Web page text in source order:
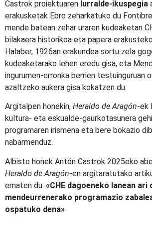
Castrok proiektuaren lurralde-ikuspegia
erakusketak Ebro zeharkatuko du
mende batean zehar uraren kudeaketan
bilakaera historikoa eta papera
Halaber, 1926an erakundea sortu zela
kudeaketarako lehen eredu gisa, eta
ingurumen-erronka berrien testuinguruan
azaltzeko aukera gisa kokatzen du.
Argitalpen honekin, Heraldo de Aragón-ek
kultura- eta eskualde-gaurkotasunera
programaren irismena eta bere bokazio
nabarmenduz.
Albiste honek Antón Castrok 2025eko
Heraldo de Aragón-en argitaratutako
ematen du: «CHE dagoeneko lanean ari
mendeurrenerako programazio
ospatuko dena»